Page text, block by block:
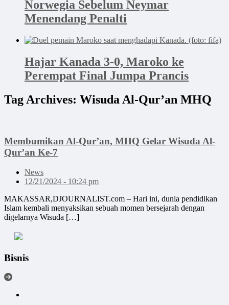
Norwegia Sebelum Neymar
Menendang Penalti
Hajar Kanada 3-0, Maroko ke
Perempat Final Jumpa Prancis
Tag Archives: Wisuda Al-Qur’an MHQ
Membumikan Al-Qur’an, MHQ Gelar Wisuda Al-
Qur’an Ke-7
News
12/21/2024 - 10:24 pm
MAKASSAR,DJOURNALIST.com – Hari ini, dunia pendidikan
Islam kembali menyaksikan sebuah momen bersejarah dengan
digelarnya Wisuda […]
Bisnis